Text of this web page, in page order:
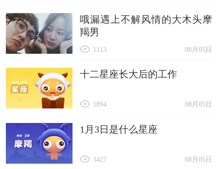
哦漏遇上不解风情的大木头摩
羯男
08月05日
1113
十二星座长大后的工作
08月05日
1894
1月3日是什么星座
08月05日
3427